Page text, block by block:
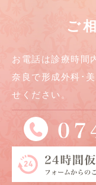
ご
お電話は診療時間
奈良で形成外科･
せください。